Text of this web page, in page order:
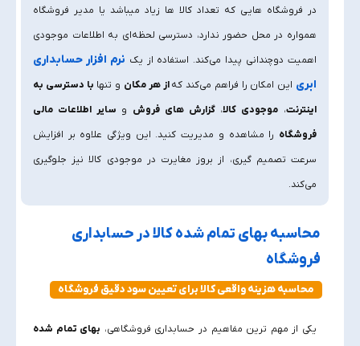
در فروشگاه‌ هایی که تعداد کالا ها زیاد میباشد یا مدیر فروشگاه
همواره در محل حضور ندارد، دسترسی لحظه‌ای به اطلاعات موجودی
اهمیت دوچندانی پیدا می‌کند. استفاده از یک نرم افزار حسابداری
ابری این امکان را فراهم می‌کند کهاز هر مکان و تنها با دسترسی به
اینترنت، موجودی کالا،گزارش‌ های فروش و سایر اطلاعات مالی
فروشگاه را مشاهده و مدیریت کنید. این ویژگی علاوه بر افزایش
سرعت تصمیم‌ گیری، از بروز مغایرت در موجودی کالا نیز جلوگیری
می‌کند.
محاسبه بهای تمام شده کالا در حسابداری
فروشگاه
محاسبه هزینه واقعی کالا برای تعیین سود دقیق فروشگاه
یکی از مهم‌ ترین مفاهیم در حسابداری فروشگاهی، بهای تمام شده